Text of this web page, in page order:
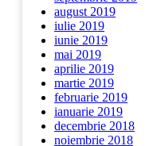
august 2019
iulie 2019
iunie 2019
mai 2019
aprilie 2019
martie 2019
februarie 2019
ianuarie 2019
decembrie 2018
noiembrie 2018